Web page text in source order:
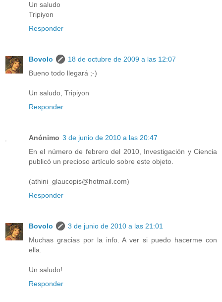
Un saludo
Tripiyon
Responder
Bovolo
18 de octubre de 2009 a las 12:07
Bueno todo llegará ;-)
Un saludo, Tripiyon
Responder
Anónimo 3 de junio de 2010 a las 20:47
En el número de febrero del 2010, Investigación y Ciencia
publicó un precioso artículo sobre este objeto.
(athini_glaucopis@hotmail.com)
Responder
Bovolo
3 de junio de 2010 a las 21:01
Muchas gracias por la info. A ver si puedo hacerme con
ella.
Un saludo!
Responder